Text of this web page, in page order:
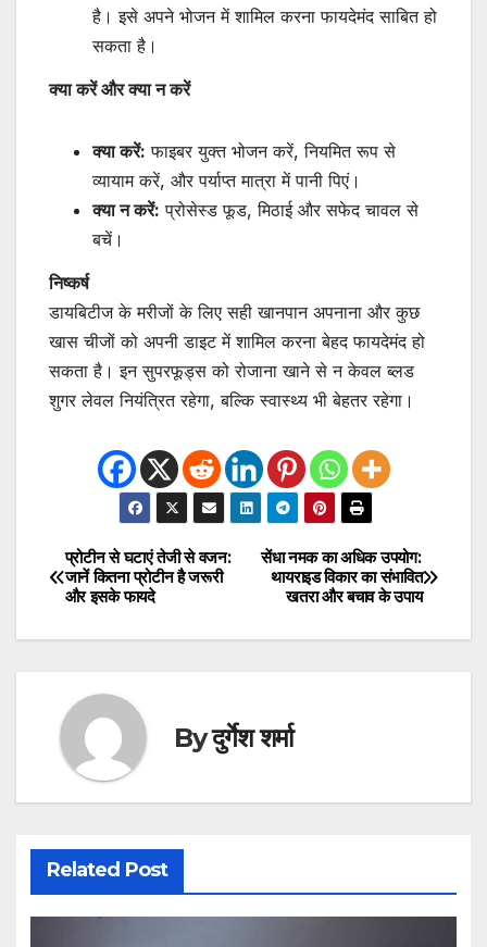
है। इसे अपने भोजन में शामिल करना फायदेमंद साबित हो
सकता है।
क्या करें और क्या न करें
क्या करें: फाइबर युक्त भोजन करें, नियमित रूप से
व्यायाम करें, और पर्याप्त मात्रा में पानी पिएं।
क्या न करें: प्रोसेस्ड फूड, मिठाई और सफेद चावल से
बचें।
निष्कर्ष
डायबिटीज के मरीजों के लिए सही खानपान अपनाना और कुछ
खास चीजों को अपनी डाइट में शामिल करना बेहद फायदेमंद हो
सकता है। इन सुपरफूड्स को रोजाना खाने से न केवल ब्लड
शुगर लेवल नियंत्रित रहेगा, बल्कि स्वास्थ्य भी बेहतर रहेगा।
Post
navigation
सेंधा नमक का अधिक उपयोग:
थायराइड विकार का संभावित
खतरा और बचाव के उपाय
प्रोटीन से घटाएं तेजी से वजन:
जानें कितना प्रोटीन है जरूरी
और इसके फायदे
Byदुर्गेश शर्मा
Related Post